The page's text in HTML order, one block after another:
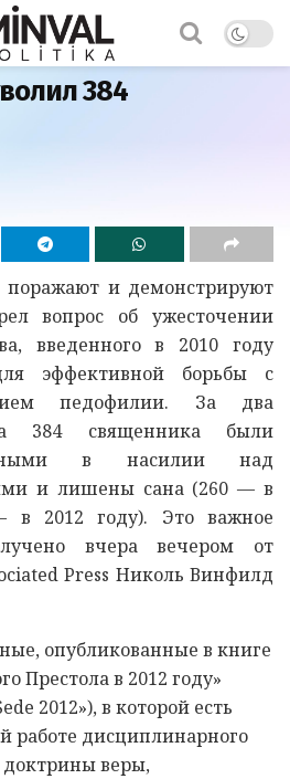
384
и демонстрируют
вопрос об ужесточении
введенного в 2010 году
эффективной борьбы с
педофилии. За два
384 священника были
в насилии над
и лишены сана (260 — в
2012 году). Это важное
вчера вечером от
Press Николь Винфилд
опубликованные в книге
Престола в 2012 году»
2012»), в которой есть
работе дисциплинарного
доктрины веры,